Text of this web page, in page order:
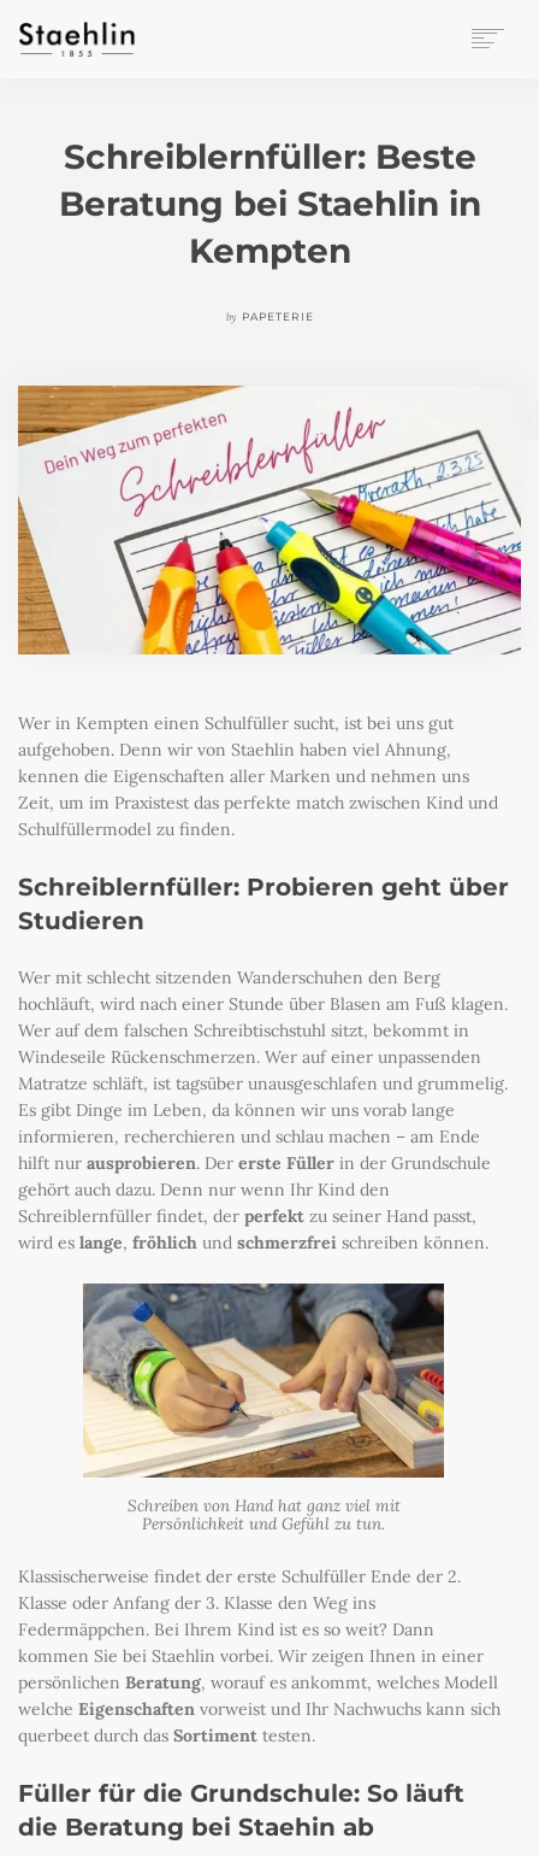
BÜROWELT
LEASING
Schreiblernfüller: Beste
Beratung bei Staehlin in
Kempten
by PAPETERIE
Wer in Kempten einen Schulfüller sucht, ist bei uns gut
aufgehoben. Denn wir von Staehlin haben viel Ahnung,
kennen die Eigenschaften aller Marken und nehmen uns
Zeit, um im Praxistest das perfekte match zwischen Kind und
Schulfüllermodel zu finden.
Schreiblernfüller: Probieren geht über
Studieren
Wer mit schlecht sitzenden Wanderschuhen den Berg
hochläuft, wird nach einer Stunde über Blasen am Fuß klagen.
Wer auf dem falschen Schreibtischstuhl sitzt, bekommt in
Windeseile Rückenschmerzen. Wer auf einer unpassenden
Matratze schläft, ist tagsüber unausgeschlafen und grummelig.
Es gibt Dinge im Leben, da können wir uns vorab lange
informieren, recherchieren und schlau machen – am Ende
hilft nur ausprobieren. Der erste Füller in der Grundschule
gehört auch dazu. Denn nur wenn Ihr Kind den
Schreiblernfüller findet, der perfekt zu seiner Hand passt,
wird es lange, fröhlich und schmerzfrei schreiben können.
Schreiben von Hand hat ganz viel mit
Persönlichkeit und Gefühl zu tun.
Klassischerweise findet der erste Schulfüller Ende der 2.
Klasse oder Anfang der 3. Klasse den Weg ins
Federmäppchen. Bei Ihrem Kind ist es so weit? Dann
kommen Sie bei Staehlin vorbei. Wir zeigen Ihnen in einer
persönlichen Beratung, worauf es ankommt, welches Modell
welche Eigenschaften vorweist und Ihr Nachwuchs kann sich
querbeet durch das Sortiment testen.
Füller für die Grundschule: So läuft
die Beratung bei Staehin ab